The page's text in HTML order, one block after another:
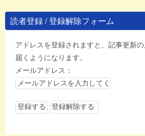
読者登録 / 登録解除フォーム
アドレスを登録されますと、記事更新
届くようになります。
メールアドレス：